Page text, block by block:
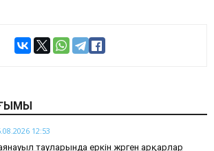
12:53
тауларында еркін жүрген арқарлар